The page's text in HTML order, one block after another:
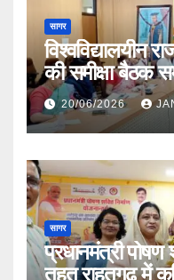
सागर
विश्वविद्यालयीन
की समीक्षा बैठक
20/06/2026
सागर
प्रधानमंत्री पोषण
तहत राहतगढ़ में